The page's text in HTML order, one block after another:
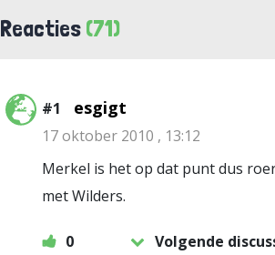
Reacties (71)
#1 esgigt
17 oktober 2010 , 13:12
Merkel is het op dat punt dus
met Wilders.
0 Volgende